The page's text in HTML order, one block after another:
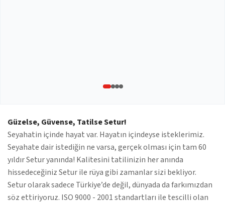
Güzelse, Güvense, Tatilse Setur!
Seyahatin içinde hayat var. Hayatın içindeyse isteklerimiz.
Seyahate dair istediğin ne varsa, gerçek olması için tam 60
yıldır Setur yanında! Kalitesini tatilinizin her anında
hissedeceğiniz Setur ile rüya gibi zamanlar sizi bekliyor.
Setur olarak sadece Türkiye’de değil, dünyada da farkımızdan
söz ettiriyoruz. ISO 9000 - 2001 standartları ile tescilli olan